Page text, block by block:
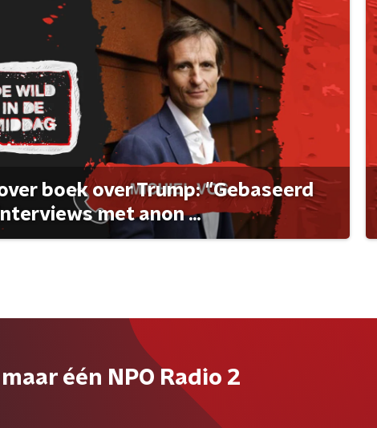
boek over Trump: "Gebaseerd
met anon ...
één NPO Radio 2